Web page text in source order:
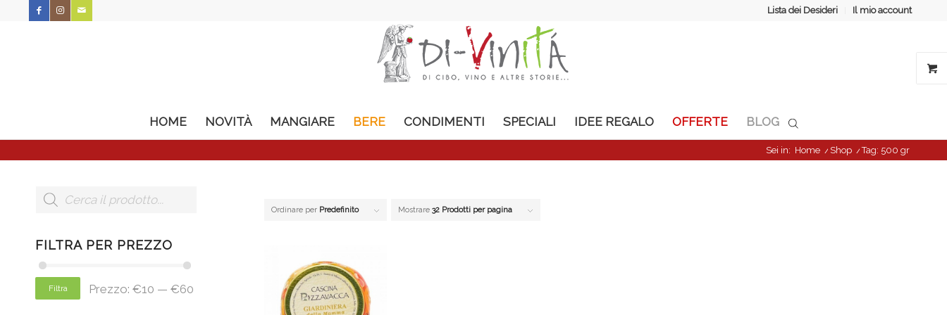
Lista dei Desideri Il mio account
HOME NOVITÀ MANGIARE BERE CONDIMENTI SPECIALI IDEE REGALO OFFERTE BLOG
Sei in: Home / Shop /Tag: 500 gr
Ordinare per Predefinito Mostrare 32 Prodotti per pagina
FILTRA PER PREZZO
Filtra Prezzo: €10 — €60